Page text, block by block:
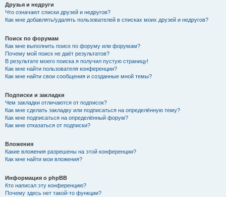
Друзья и недруги
Что означают списки друзей и недругов?
Как мне добавлять/удалять пользователей в списках моих друзей и недругов?
Поиск по форумам
Как мне выполнить поиск по форуму или форумам?
Почему мой поиск не даёт результатов?
В результате моего поиска я получил пустую страницу!
Как мне найти пользователя конференции?
Как мне найти свои сообщения и созданные мной темы?
Подписки и закладки
Чем закладки отличаются от подписок?
Как мне сделать закладку или подписаться на определённую тему?
Как мне подписаться на определённый форум?
Как мне отказаться от подписки?
Вложения
Какие вложения разрешены на этой конференции?
Как мне найти мои вложения?
Информация о phpBB
Кто написал эту конференцию?
Почему здесь нет такой-то функции?